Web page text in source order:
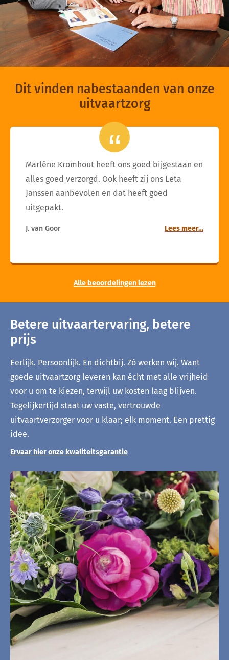
Dit vinden nabestaanden van onze
uitvaartzorg
Marlène Kromhout heeft ons goed bijgestaan en
alles goed verzorgd. Ook heeft zij ons Leta
Janssen aanbevolen en dat heeft goed
uitgepakt.
J. van Goor Lees meer…
Alle beoordelingen lezen
Betere uitvaartervaring, betere
prijs
Eerlijk. Persoonlijk. En dichtbij. Zó werken wij. Want
goede uitvaartzorg leveren kan écht met alle vrijheid
voor u om te kiezen, terwijl uw kosten laag blijven.
Tegelijkertijd staat uw vaste, vertrouwde
uitvaartverzorger voor u klaar; elk moment. Een prettig
idee.
Ervaar hier onze kwaliteitsgarantie